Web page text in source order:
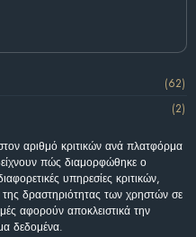
(62)
(2)
αριθμό κριτικών ανά πλατφόρμα
πώς διαμορφώθηκε ο
υπηρεσίες κριτικών,
της δραστηριότητας των χρηστών σε
αφορούν αποκλειστικά την
δεδομένα.